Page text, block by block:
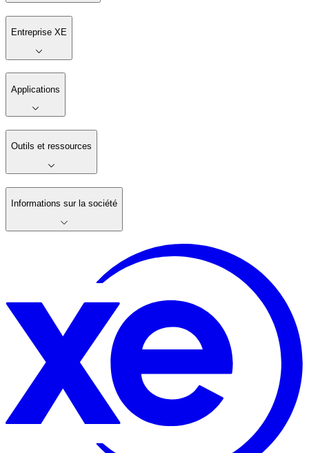
Entreprise XE
Applications
Outils et ressources
Informations sur la société